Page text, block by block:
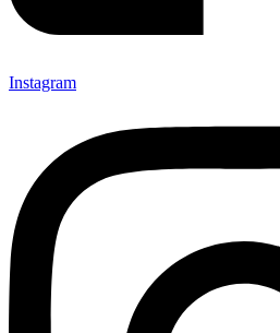
Instagram